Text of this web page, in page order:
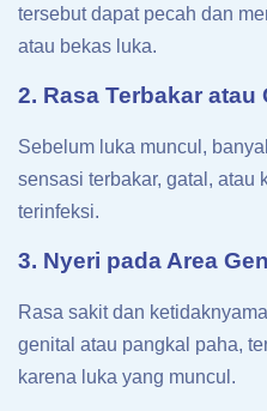
tersebut dapat pecah dan
atau bekas luka.
2. Rasa Terbakar atau
Sebelum luka muncul,
sensasi terbakar, gatal, atau
terinfeksi.
3. Nyeri pada Area
Rasa sakit dan
genital atau pangkal paha,
karena luka yang muncul.